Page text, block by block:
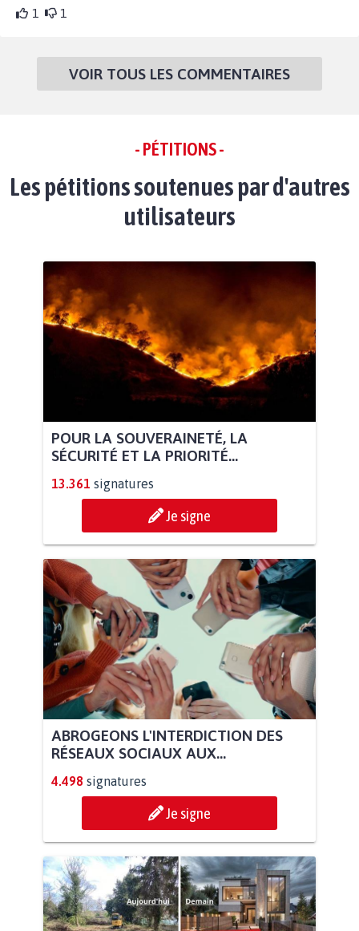
1 1
VOIR TOUS LES COMMENTAIRES
- PÉTITIONS -
Les pétitions soutenues par d'autres
utilisateurs
POUR LA SOUVERAINETÉ, LA
SÉCURITÉ ET LA PRIORITÉ...
13.361 signatures
Je signe
ABROGEONS L'INTERDICTION DES
RÉSEAUX SOCIAUX AUX...
4.498 signatures
Je signe